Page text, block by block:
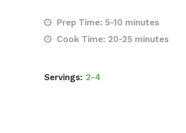
Prep Time: 5-10 minutes
Cook Time: 20-25 minutes
Servings: 2-4